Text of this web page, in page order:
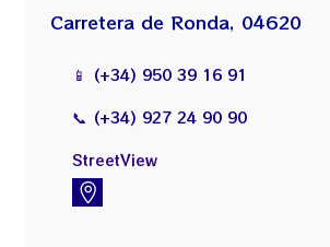
Carretera de Ronda, 04620
📱 (+34) 950 39 16 91
📞 (+34) 927 24 90 90
StreetView